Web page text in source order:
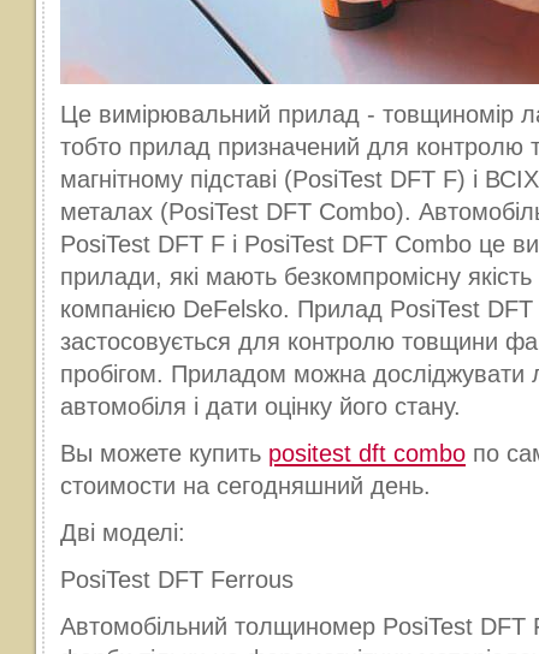
Це вимірювальний прилад - товщиномір
тобто прилад призначений для контролю
магнітному підставі (PosiTest DFT F) і
металах (PosiTest DFT Combo).
PosiTest DFT F і PosiTest DFT Combo це
прилади, які мають безкомпромісну
компанією DeFelsko. Прилад PosiTest
застосовується для контролю товщини
пробігом. Приладом можна досліджувати
автомобіля і дати оцінку його стану.
Вы можете купить positest dft combo по
стоимости на сегодняшний день.
Дві моделі:
PosiTest DFT Ferrous
Автомобільний толщиномер PosiTest DFT